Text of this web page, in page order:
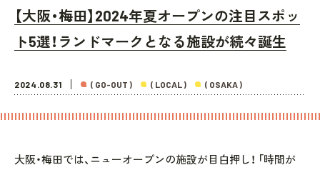
【大阪・梅田】2024年夏オープンの注目スポッ
ト5選！ランドマークとなる施設が続々誕生
2024.08.31 ( GO-OUT ) ( LOCAL ) ( OSAKA )
大阪・梅田では、ニューオープンの施設が目白押し！ 「時間が